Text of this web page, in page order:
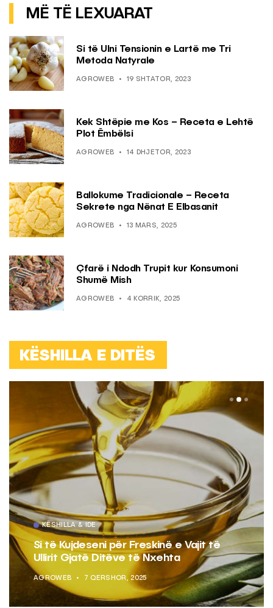
MË TË LEXUARAT
Si të Ulni Tensionin e Lartë me Tri
Metoda Natyrale
AGROWEB 19 SHTATOR, 2023
Kek Shtëpie me Kos – Receta e Lehtë
Plot Ëmbëlsi
AGROWEB 14 DHJETOR, 2023
Ballokume Tradicionale – Receta
Sekrete nga Nënat E Elbasanit
AGROWEB 13 MARS, 2025
Çfarë i Ndodh Trupit kur Konsumoni
Shumë Mish
AGROWEB 4 KORRIK, 2025
KËSHILLA E DITËS
KËSHILLA & IDE
Si të Kujdeseni për Freskinë e Vajit të
Ullirit Gjatë Ditëve të Nxehta
AGROWEB 7 QERSHOR, 2025